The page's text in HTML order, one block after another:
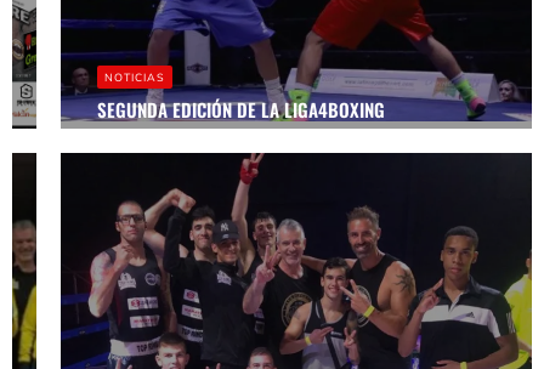
LA ESPERADA
FINAL FOUR
DE LA
LIGA4BOXING
NOTICIAS
SEGUNDA EDICIÓN DE LA LIGA4BOXING